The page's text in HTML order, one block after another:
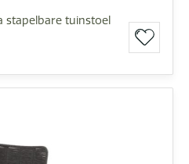
stapelbare tuinstoel